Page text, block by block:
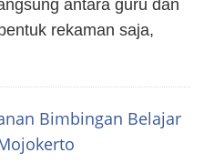
antara guru dan
rekaman saja,
Bimbingan Belajar